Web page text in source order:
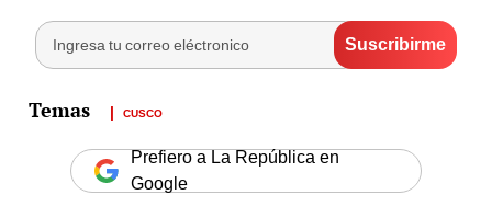
CUSCO
Prefiero a La República en
Google